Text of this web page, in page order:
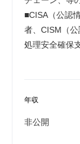
■CISA（公認
者、CISM（
処理安全確保
年収
非公開